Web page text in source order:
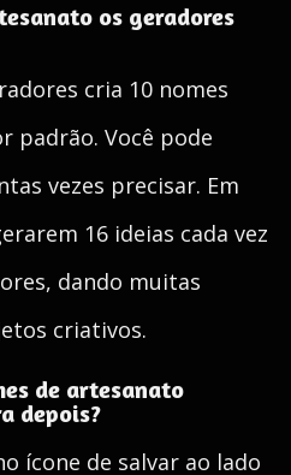
os geradores
cria 10 nomes
padrão. Você pode
vezes precisar. Em
16 ideias cada vez
dando muitas
criativos.
de artesanato
depois?
ícone de salvar ao lado